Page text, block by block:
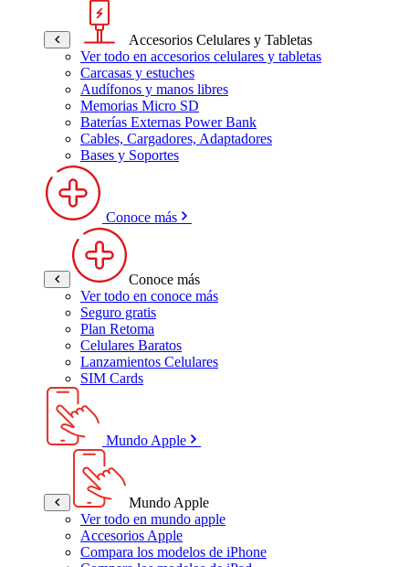
Accesorios Celulares y Tabletas
Ver todo en accesorios celulares y tabletas
Carcasas y estuches
Audífonos y manos libres
Memorias Micro SD
Baterías Externas Power Bank
Cables, Cargadores, Adaptadores
Bases y Soportes
Conoce más
Conoce más
Ver todo en conoce más
Seguro gratis
Plan Retoma
Celulares Baratos
Lanzamientos Celulares
SIM Cards
Mundo Apple
Mundo Apple
Ver todo en mundo apple
Accesorios Apple
Compara los modelos de iPhone